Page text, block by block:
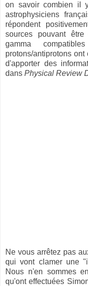
on savoir combien il
astrophysiciens
répondent
sources pouvant
gamma
protons/antiprotons
d'apporter des
dans Physical Review
Ne vous arrêtez pas
qui vont clamer une
Nous n'en sommes
qu'ont effectuées